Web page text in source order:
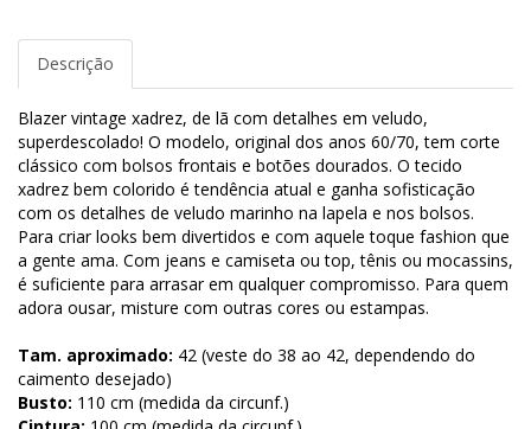
Descrição
Blazer vintage xadrez, de lã com detalhes em veludo,
superdescolado! O modelo, original dos anos 60/70, tem corte
clássico com bolsos frontais e botões dourados. O tecido
xadrez bem colorido é tendência atual e ganha sofisticação
com os detalhes de veludo marinho na lapela e nos bolsos.
Para criar looks bem divertidos e com aquele toque fashion que
a gente ama. Com jeans e camiseta ou top, tênis ou mocassins,
é suficiente para arrasar em qualquer compromisso. Para quem
adora ousar, misture com outras cores ou estampas.
Tam. aproximado: 42 (veste do 38 ao 42, dependendo do
caimento desejado)
Busto: 110 cm (medida da circunf.)